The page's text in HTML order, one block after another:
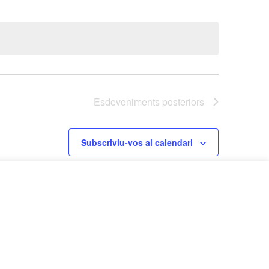
Esdeveniments posteriors
Subscriviu-vos al calendari